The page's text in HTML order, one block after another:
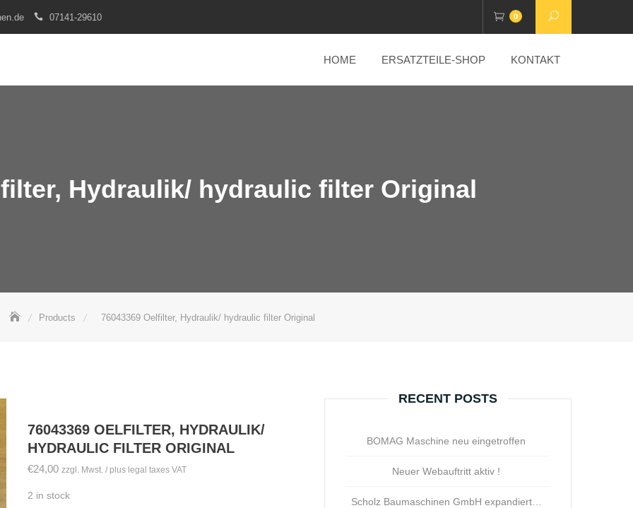
07141-29610 0
HOME ERSATZTEILE-SHOP KONTAKT
Hydraulik/ hydraulic filter Original
Products 76043369 Oelfilter, Hydraulik/ hydraulic filter Original
76043369 OELFILTER, HYDRAULIK/
HYDRAULIC FILTER ORIGINAL
€24,00 zzgl. Mwst. / plus legal taxes VAT
2 in stock
RECENT POSTS
BOMAG Maschine neu eingetroffen
Neuer Webauftritt aktiv !
Scholz Baumaschinen GmbH expandiert…